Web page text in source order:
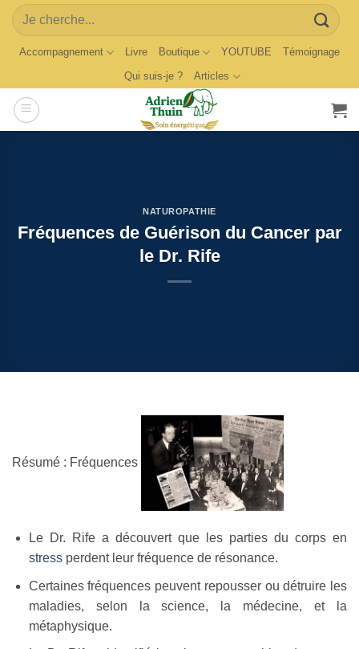
Skip
content
Search
for:
Accompagnement Livre Boutique YOUTUBE
Témoignage
Qui suis-je ?
Articles
NATUROPATHIE
Fréquences de Guérison du Cancer par
le Dr. Rife
Résumé : Fréquences
Le Dr. Rife a découvert que les parties du corps en
stressperdent leur fréquence de résonance.
Certaines fréquences peuvent repousser ou détruire les
maladies, selon la science, la médecine, et la
métaphysique.